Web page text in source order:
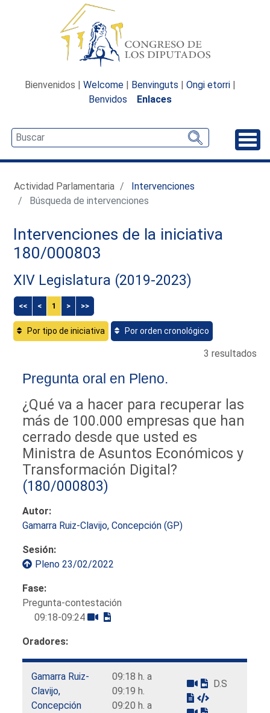
Bienvenidos | Welcome | Benvinguts | Ongi etorri |
Benvidos
Enlaces
Actividad Parlamentaria
Intervenciones
Búsqueda de intervenciones
Intervenciones de la iniciativa
180/000803
XIV Legislatura (2019-2023)
<< < 1 > >>
Por tipo de iniciativa Por orden cronológico
3 resultados
Pregunta oral en Pleno.
¿Qué va a hacer para recuperar las
más de 100.000 empresas que han
cerrado desde que usted es
Ministra de Asuntos Económicos y
Transformación Digital?
(180/000803)
Autor:
Gamarra Ruiz-Clavijo, Concepción (GP)
Sesión:
Pleno 23/02/2022
Fase:
Pregunta-contestación
09:18-09:24
Oradores:
Gamarra Ruiz-
Clavijo,
Concepción
09:18 h. a
09:19 h.
09:20 h. a
D.S